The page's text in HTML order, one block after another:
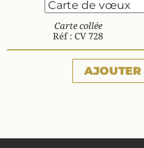
Carte collée
Réf : CV 728
AJOUTER